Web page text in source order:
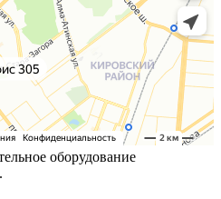
оборудование